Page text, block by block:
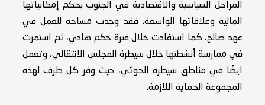
المراحل السياسية والاقتصادية في الجنوب بحكم إمكانياتها
المالية وعلاقاتها الواسعة. فقد وجدت مساحة للعمل في
عهد صالح، كما استفادت خلال فترة حكم هادي، ثم استمرت
في ممارسة أنشطتها خلال سيطرة المجلس الانتقالي، وتعمل
ايضًا في مناطق سيطرة الحوثي، حيث وفر كل طرف لهذه
المجموعة الحماية اللازمة.